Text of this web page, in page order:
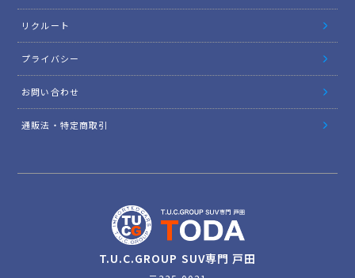
リクルート
プライバシー
お問い合わせ
通販法・特定商取引
T.U.C.GROUP SUV専門 戸田